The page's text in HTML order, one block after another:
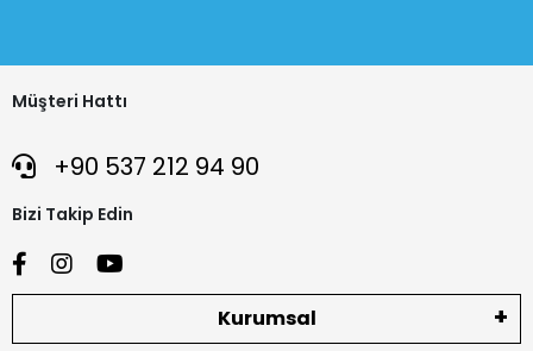
Müşteri Hattı
+90 537 212 94 90
Bizi Takip Edin
Kurumsal